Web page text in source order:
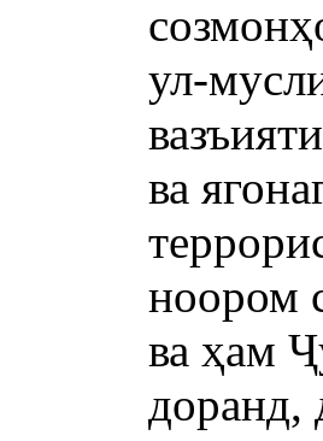
ул-
ва
ноором
ва ҳам
доранд,